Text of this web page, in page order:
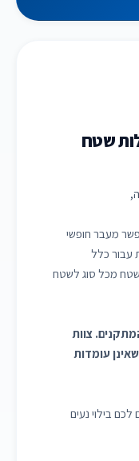
שטח
מעבר חופשי
עבור כלל
מכל סוג לשטח
צוות
עומדות
בילוי נעים